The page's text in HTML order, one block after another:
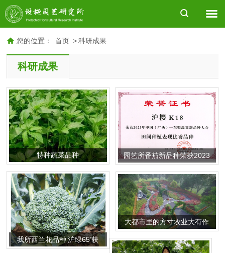
您的位置： 首页 > 科研成果
科研成果
特种蔬菜品种
园艺所番茄新品种荣获2023
年中国（广西）—东盟蔬菜
新品种大会优秀品种
我所西兰花品种‘沪绿65’获
大都市里的方寸农业大有作